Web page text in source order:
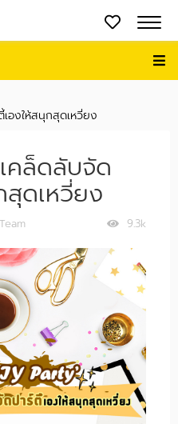
เองให้สนุกสุดเหวี่ยง
คล็ดลับจัด
สุดเหวี่ยง
9.3k